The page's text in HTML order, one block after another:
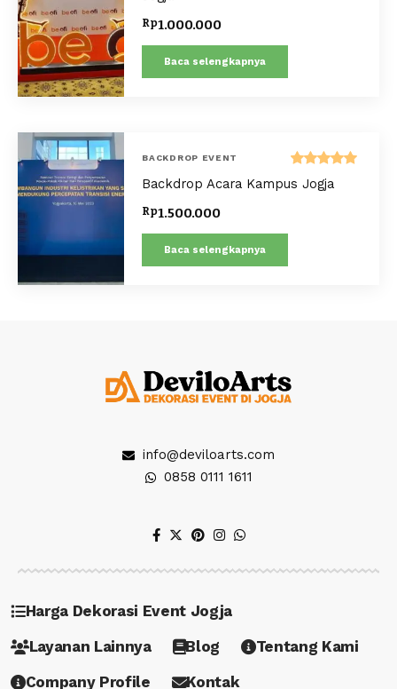
Rp1.000.000
Baca selengkapnya
BACKDROP EVENT
Dinilai
5.00
Backdrop Acara Kampus Jogja
Rp1.500.000
Baca selengkapnya
info@deviloarts.com
0858 0111 1611
Harga Dekorasi Event Jogja
Layanan Lainnya
Blog
Tentang Kami
Company Profile
Kontak